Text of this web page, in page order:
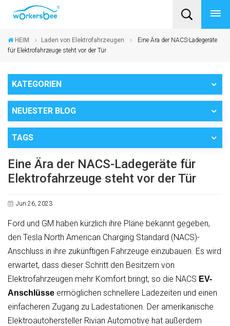
HEIM Laden von Elektrofahrzeugen
Eine Ära der NACS-Ladegeräte
für Elektrofahrzeuge steht vor der Tür
KATEGORIEN
NEUESTER BLOG
TAGS
Eine Ära der NACS-Ladegeräte für
Elektrofahrzeuge steht vor der Tür
Jun 26, 2023
Ford und GM haben kürzlich ihre Pläne bekannt gegeben,
den Tesla North American Charging Standard (NACS)-
Anschluss in ihre zukünftigen Fahrzeuge einzubauen. Es wird
erwartet, dass dieser Schritt den Besitzern von
Elektrofahrzeugen mehr Komfort bringt, so die NACS EV-
Anschlüsse ermöglichen schnellere Ladezeiten und einen
einfacheren Zugang zu Ladestationen. Der amerikanische
Elektroautohersteller Rivian Automotive hat außerdem